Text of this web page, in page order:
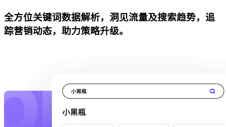
全方位关键词数据解析，洞见流量及搜索趋势，追
踪营销动态，助力策略升级。